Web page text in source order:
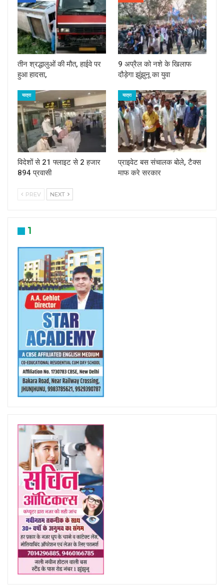
तीन श्रद्धालुओं की मौत, हाईवे पर
हुआ हादसा,
9 अप्रैल को नशे के खिलाफ
दौड़ेगा झुंझुनू का युवा
यात्रा
विदेशों से 21 फ्लाइट से 2 हजार
894 प्रवासी
यात्रा
प्राइवेट बस संचालक बोले, टैक्स
माफ करे सरकार
PREV NEXT
1